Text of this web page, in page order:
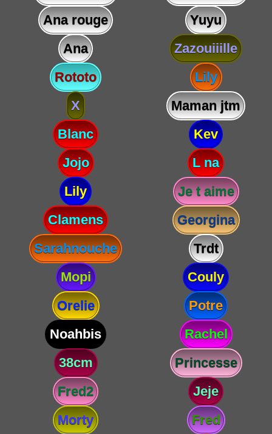
Ana rouge
Yuyu
Ana
Zazouiiille
Rototo
Lily
X
Maman jtm
Blanc
Kev
Jojo
L na
Lily
Je t aime
Clamens
Georgina
Sarahnouche
Trdt
Mopi
Couly
Orelie
Potre
Noahbis
Rachel
38cm
Princesse
Fred2
Jeje
Morty
Fred